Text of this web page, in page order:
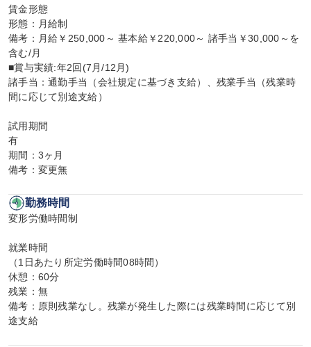
賃金形態
形態：月給制
備考：月給￥250,000～ 基本給￥220,000～ 諸手当￥30,000～を
含む/月
■賞与実績:年2回(7月/12月)
諸手当：通勤手当（会社規定に基づき支給）、残業手当（残業時
間に応じて別途支給）
試用期間
有
期間：3ヶ月
備考：変更無
勤務時間
変形労働時間制
就業時間
（1日あたり所定労働時間08時間）
休憩：60分
残業：無
備考：原則残業なし。残業が発生した際には残業時間に応じて別
途支給